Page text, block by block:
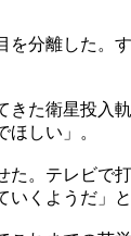
分離した。
た衛星投入
しい」。
。テレビで
くようだ」と